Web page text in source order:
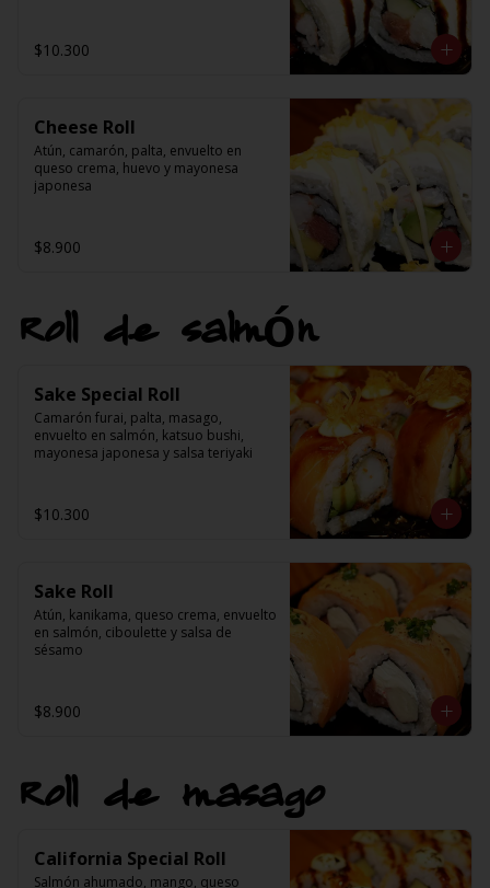
$10.300
Cheese Roll
Atún, camarón, palta, envuelto en
queso crema, huevo y mayonesa
japonesa
$8.900
Roll de salmón
Sake Special Roll
Camarón furai, palta, masago,
envuelto en salmón, katsuo bushi,
mayonesa japonesa y salsa teriyaki
$10.300
Sake Roll
Atún, kanikama, queso crema, envuelto
en salmón, ciboulette y salsa de
sésamo
$8.900
Roll de masago
California Special Roll
Salmón ahumado, mango, queso